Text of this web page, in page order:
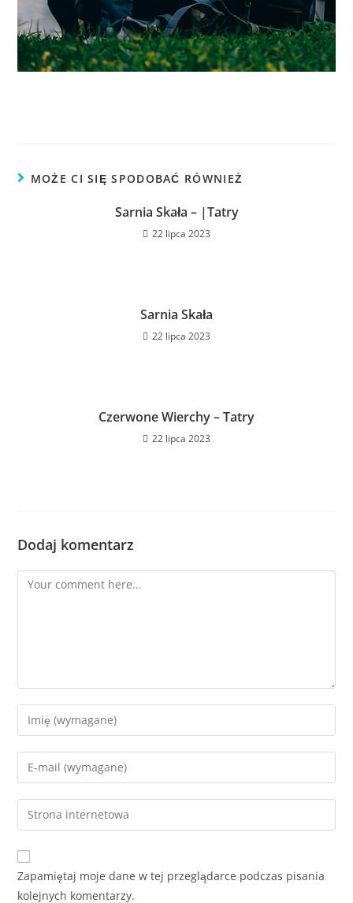
MOŻE CI SIĘ SPODOBAĆ RÓWNIEŻ
Sarnia Skała – |Tatry
22 lipca 2023
Sarnia Skała
22 lipca 2023
Czerwone Wierchy – Tatry
22 lipca 2023
Dodaj komentarz
Zapamiętaj moje dane w tej przeglądarce podczas pisania
kolejnych komentarzy.